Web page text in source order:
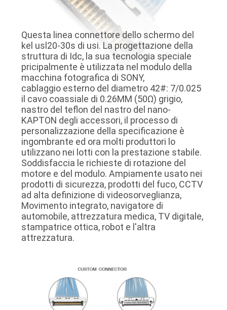
CONTROLLO
DELLA
QUALITÀ
CONTATTACI
NOTIZIE
CASI
CHIEDI
Questa linea connettore dello schermo del
kel usl20-30s di usi. La progettazione della
struttura di Idc, la sua tecnologia speciale
pricipalmente è utilizzata nel modulo della
macchina fotografica di SONY,
cablaggio esterno del diametro 42#: 7/0.025
il cavo coassiale di 0.26MM (50Ω) grigio,
nastro del teflon del nastro del nano-
KAPTON degli accessori, il processo di
personalizzazione della specificazione è
ingombrante ed ora molti produttori lo
utilizzano nei lotti con la prestazione stabile.
Soddisfaccia le richieste di rotazione del
motore e del modulo. Ampiamente usato nei
prodotti di sicurezza, prodotti del fuco, CCTV
ad alta definizione di videosorveglianza,
Movimento integrato, navigatore di
automobile, attrezzatura medica, TV digitale,
stampatrice ottica, robot e l'altra
attrezzatura.